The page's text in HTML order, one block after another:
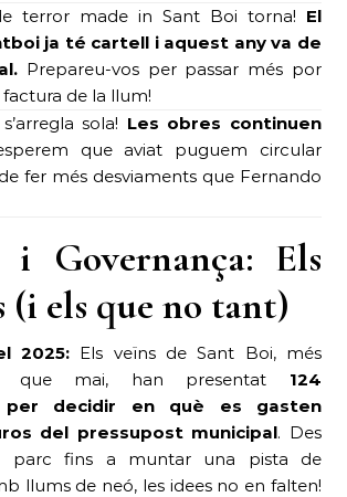
terror made in Sant Boi torna! El
ja té cartell i aquest any va de
Prepareu-vos per passar més por
de la llum!
sola! Les obres continuen
que aviat puguem circular
fer més desviaments que Fernando
i Governança: Els
(i els que no tant)
2025: Els veïns de Sant Boi, més
que mai, han presentat 124
per decidir en què es gasten
del pressupost municipal. Des
parc fins a muntar una pista de
llums de neó, les idees no en falten!